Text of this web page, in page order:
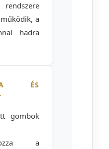
a
hadra
ÉS
gombok
a